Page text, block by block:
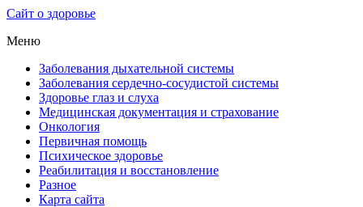
Сайт о здоровье
Меню
Заболевания дыхательной системы
Заболевания сердечно-сосудистой системы
Здоровье глаз и слуха
Медицинская документация и страхование
Онкология
Первичная помощь
Психическое здоровье
Реабилитация и восстановление
Разное
Карта сайта